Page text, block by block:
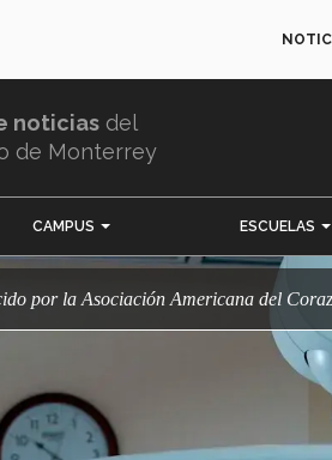
noticias del
de Monterrey
CAMPUS ESCUELAS
por la Asociación Americana del